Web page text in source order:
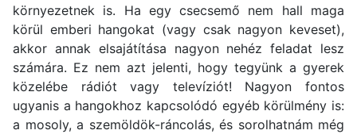
környezetnek is. Ha egy csecsemő nem hall maga
körül emberi hangokat (vagy csak nagyon keveset),
akkor annak elsajátítása nagyon nehéz feladat lesz
számára. Ez nem azt jelenti, hogy tegyünk a gyerek
közelébe rádiót vagy televíziót! Nagyon fontos
ugyanis a hangokhoz kapcsolódó egyéb körülmény is:
a mosoly, a szemöldök-ráncolás, és sorolhatnám még